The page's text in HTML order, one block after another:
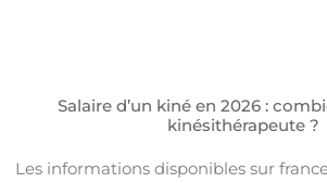
Salaire d’un kiné en 2026 :
kinésithérapeute ?
Les informations disponibles sur